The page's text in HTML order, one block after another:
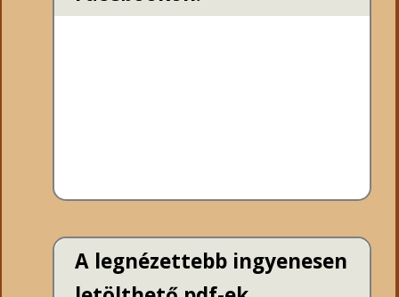
A legnézettebb ingyenesen